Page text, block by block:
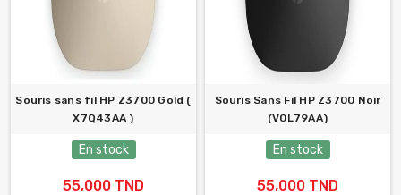
Souris sans fil HP Z3700 Gold (
X7Q43AA )
En stock
55,000 TND
Souris Sans Fil HP Z3700 Noir
(V0L79AA)
En stock
55,000 TND